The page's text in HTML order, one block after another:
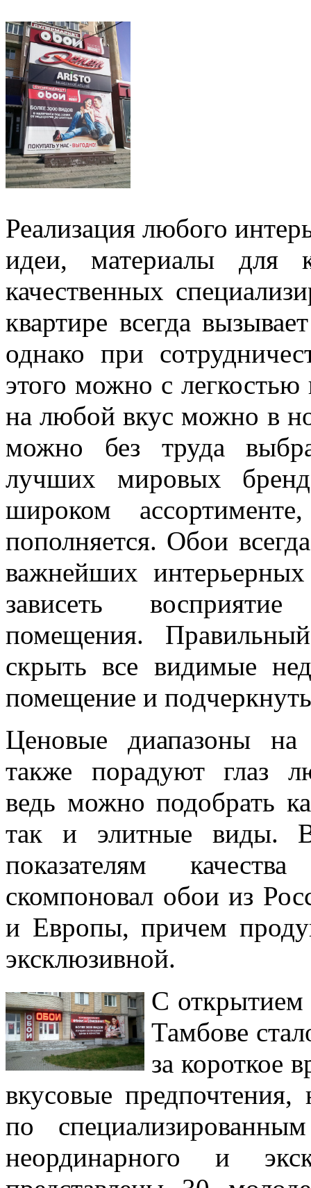
Реализация любого
идеи, материалы для
качественных
квартире всегда
однако при
этого можно с
на любой вкус можно в
можно без труда
лучших мировых
широком
пополняется. Обои
важнейших
зависеть восприятие
помещения.
скрыть все видимые
помещение и
Ценовые диапазоны
также порадуют глаз
ведь можно подобрать
так и элитные виды.
показателям
скомпоновал обои из
и Европы, причем
эксклюзивной.
С открытием
Тамбове
за короткое
вкусовые
по
неординарного и